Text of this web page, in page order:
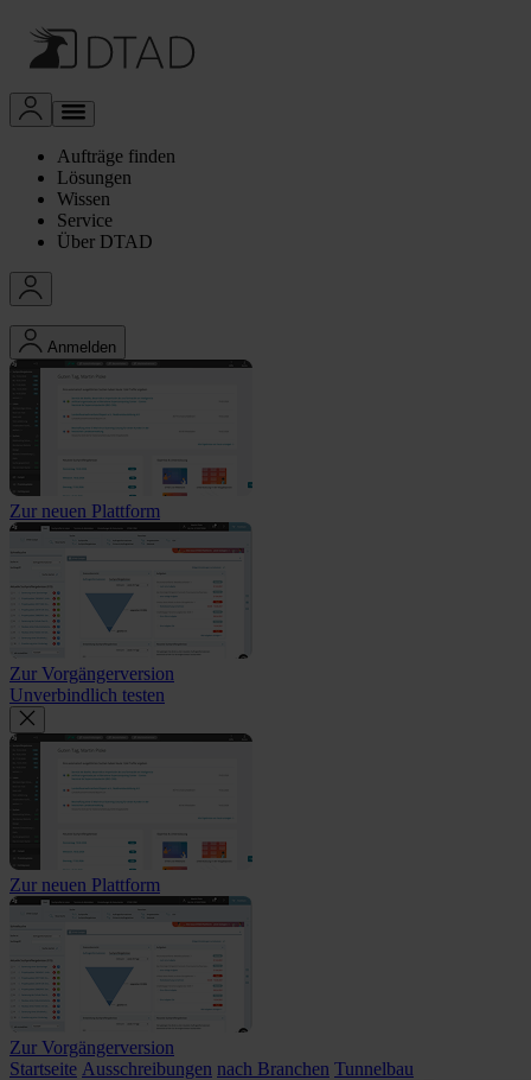
Aufträge finden
Lösungen
Wissen
Service
Über DTAD
Anmelden
Zur neuen Plattform
Zur Vorgängerversion
Unverbindlich testen
Zur neuen Plattform
Zur Vorgängerversion
Startseite Ausschreibungen nach Branchen Tunnelbau